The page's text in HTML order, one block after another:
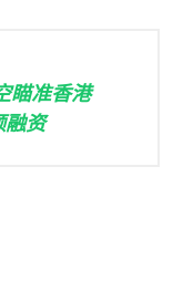
瞄准香港
融资